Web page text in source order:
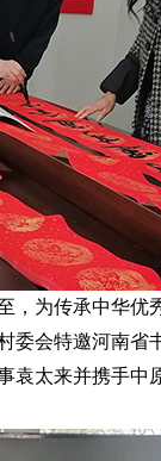
为传承中华优
委会特邀河南省
袁太来并携手中